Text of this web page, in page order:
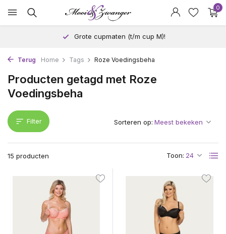
0
Grote cupmaten (t/m cup M)!
Terug Home Tags Roze Voedingsbeha
Producten getagd met Roze
Voedingsbeha
Filter
15 producten Toon:
Sorteren op: